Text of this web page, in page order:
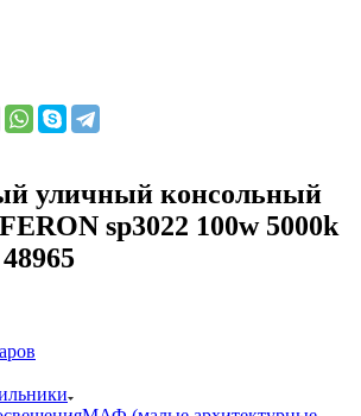
уличный консольный
sp3022 100w 5000k